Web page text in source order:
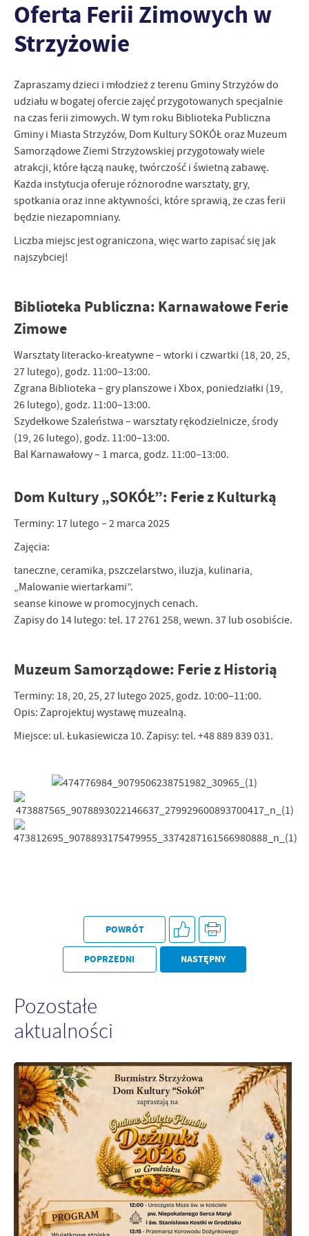
Oferta Ferii Zimowych w
Strzyżowie
Zapraszamy dzieci i młodzież z terenu Gminy Strzyżów do
udziału w bogatej ofercie zajęć przygotowanych specjalnie
na czas ferii zimowych. W tym roku Biblioteka Publiczna
Gminy i Miasta Strzyżów, Dom Kultury SOKÓŁ oraz Muzeum
Samorządowe Ziemi Strzyżowskiej przygotowały wiele
atrakcji, które łączą naukę, twórczość i świetną zabawę.
Każda instytucja oferuje różnorodne warsztaty, gry,
spotkania oraz inne aktywności, które sprawią, że czas ferii
będzie niezapomniany.
Liczba miejsc jest ograniczona, więc warto zapisać się jak
najszybciej!
Biblioteka Publiczna: Karnawałowe Ferie
Zimowe
Warsztaty literacko-kreatywne – wtorki i czwartki (18, 20, 25,
27 lutego), godz. 11:00–13:00.
Zgrana Biblioteka – gry planszowe i Xbox, poniedziałki (19,
26 lutego), godz. 11:00–13:00.
Szydełkowe Szaleństwa – warsztaty rękodzielnicze, środy
(19, 26 lutego), godz. 11:00–13:00.
Bal Karnawałowy – 1 marca, godz. 11:00–13:00.
Dom Kultury „SOKÓŁ”: Ferie z Kulturką
Terminy: 17 lutego – 2 marca 2025
Zajęcia:
taneczne, ceramika, pszczelarstwo, iluzja, kulinaria,
„Malowanie wiertarkami”.
seanse kinowe w promocyjnych cenach.
Zapisy do 14 lutego: tel. 17 2761 258, wewn. 37 lub osobiście.
Muzeum Samorządowe: Ferie z Historią
Terminy: 18, 20, 25, 27 lutego 2025, godz. 10:00–11:00.
Opis: Zaprojektuj wystawę muzealną.
Miejsce: ul. Łukasiewicza 10. Zapisy: tel. +48 889 839 031.
POWRÓT
POPRZEDNI NASTĘPNY
Pozostałe
aktualności
personalizację określonych funkcjonalności czy prezentowanych
treści.
Dzięki tym plikom cookies możemy zapewnić Ci większy komfort
korzystania z funkcjonalności naszej strony poprzez dopasowanie
funkcjonalne i personalizacyjne pliki cookies gwarantuje
dostępność większej ilości funkcji na stronie.
Więcej
Analityczne
Analityczne pliki cookies pomagają nam rozwijać się i
dostosowywać do Twoich potrzeb.
Cookies analityczne pozwalają na uzyskanie informacji w zakresie
wykorzystywania witryny internetowej, miejsca oraz częstotliwości,
z jaką odwiedzane są nasze serwisy www. Dane pozwalają nam na
ocenę naszych serwisów internetowych pod względem ich
popularności wśród użytkowników. Zgromadzone informacje są
przetwarzane w formie zanonimizowanej. Wyrażenie zgody na
funkcjonalności.
Więcej
Reklamowe
Dzięki reklamowym plikom cookies prezentujemy Ci najciekawsze
Promocyjne pliki cookies służą do prezentowania Ci naszych
komunikatów na podstawie analizy Twoich upodobań oraz Twoich
firm będących naszymi partnerami oraz innych dostawców usług.
treści w postaci wiadomości, ofert, komunikatów mediów
Więcej